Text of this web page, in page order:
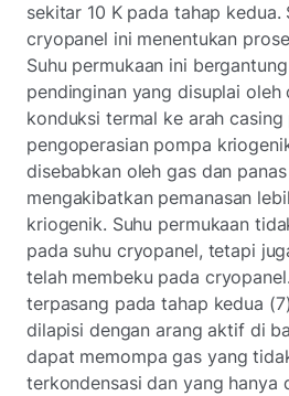
sekitar 10 K pada tahap kedua.
cryopanel ini menentukan
Suhu permukaan ini
pendinginan yang disuplai
konduksi termal ke arah casing
pengoperasian pompa
disebabkan oleh gas dan
mengakibatkan pemanasan
kriogenik. Suhu permukaan
pada suhu cryopanel, tetapi
telah membeku pada
terpasang pada tahap kedua
dilapisi dengan arang aktif di
dapat memompa gas yang
terkondensasi dan yang hanya